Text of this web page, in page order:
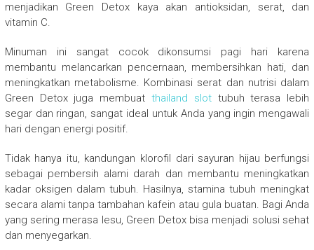
menjadikan Green Detox kaya akan antioksidan, serat, dan
vitamin C.
Minuman ini sangat cocok dikonsumsi pagi hari karena
membantu melancarkan pencernaan, membersihkan hati, dan
meningkatkan metabolisme. Kombinasi serat dan nutrisi dalam
Green Detox juga membuat thailand slottubuh terasa lebih
segar dan ringan, sangat ideal untuk Anda yang ingin mengawali
hari dengan energi positif.
Tidak hanya itu, kandungan klorofil dari sayuran hijau berfungsi
sebagai pembersih alami darah dan membantu meningkatkan
kadar oksigen dalam tubuh. Hasilnya, stamina tubuh meningkat
secara alami tanpa tambahan kafein atau gula buatan. Bagi Anda
yang sering merasa lesu, Green Detox bisa menjadi solusi sehat
dan menyegarkan.